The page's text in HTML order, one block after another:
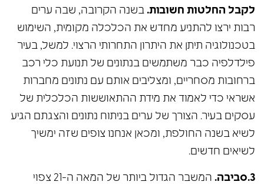
לקבל החלטות חשובות. בשנה הקרובה, שבה ערים
רבות ירצו להתניע מחדש את הכלכלה מקומית, השימוש
בטכנולוגיה תיתן את היתרון התחרותי הרצוי. למשל, בעיר
פילדלפיה כבר משתמשים בנתונים של תנועת כלי רכב
ברחובות מסחריים, ומצליבים אותם עם נתונים מחברות
אשראי כדי לאמוד את מידת ההתאוששות הכלכלית של
עסקים בעיר. הצורך של ערים בניתוח נתונים והצגתם הגיע
לשיא בשנה החולפת, ומכאן אנחנו צופים שזה ימשיך
לשיאים חדשים.
3.סביבה.
המשבר הגדול ביותר של המאה ה-21 צפוי